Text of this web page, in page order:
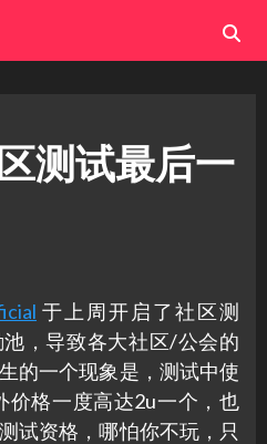
测试最后一
于上周开启了社区测
，导致各大社区/公会的
的一个现象是，测试中使
价格一度高达2u一个，也
试资格，哪怕你不玩，只